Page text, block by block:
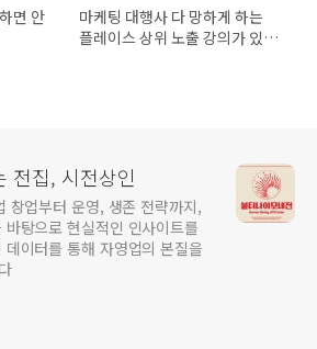
면 안
마케팅 대행사 다 망하게 하는
플레이스 상위 노출 강의가 있다
전집, 시전상인
창업부터 운영, 생존 전략까지,
탕으로 현실적인 인사이트를
이터를 통해 자영업의 본질을